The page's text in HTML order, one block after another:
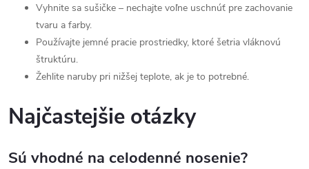
Vyhnite sa sušičke – nechajte voľne uschnúť pre zachovanie
tvaru a farby.
Používajte jemné pracie prostriedky, ktoré šetria vláknovú
štruktúru.
Žehlite naruby pri nižšej teplote, ak je to potrebné.
Najčastejšie otázky
Sú vhodné na celodenné nosenie?